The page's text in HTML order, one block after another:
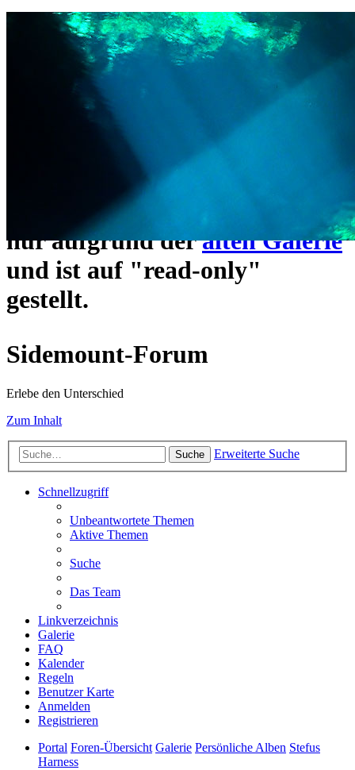
Das Sidemount-Forum ist auf
ein neues Forensystem
umgezogen und wie gewohnt
https://www.sidemount-
forum.com erreichbar.
Das alte Forum hier existiert
nur aufgrund deralten Galerie
und ist auf "read-only"
gestellt.
Sidemount-Forum
Erlebe den Unterschied
Zum Inhalt
Suche Erweiterte Suche
Schnellzugriff
Unbeantwortete Themen
Aktive Themen
Suche
Das Team
Linkverzeichnis
Galerie
FAQ
Kalender
Regeln
Benutzer Karte
Anmelden
Registrieren
Portal Foren-Übersicht Galerie Persönliche Alben Stefus
Harness